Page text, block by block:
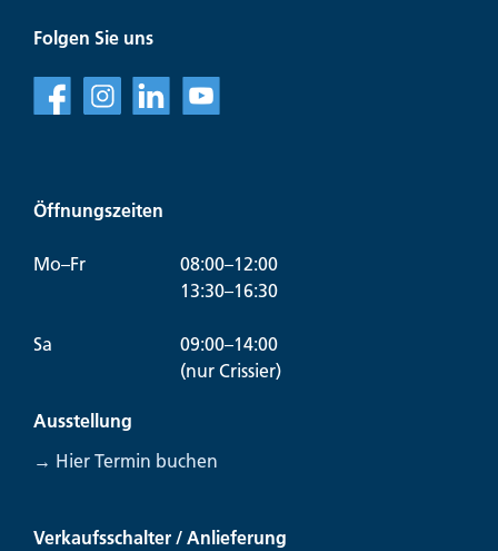
Folgen Sie uns
f l v
Öffnungszeiten
Mo–Fr
08:00–12:00
13:30–16:30
Sa
09:00–14:00
(nur Crissier)
Ausstellung
→ Hier Termin buchen
Verkaufsschalter / Anlieferung